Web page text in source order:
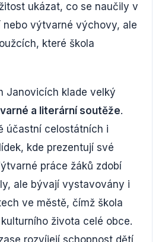
ukázat, co se naučily v
nebo výtvarné výchovy, ale
které škola
Janovicích klade velký
a literární soutěže.
účastní celostátních i
kde prezentují své
práce žáků zdobí
ale bývají vystavovány i
ve městě, čímž škola
života celé obce.
rozvíjejí schopnost dětí